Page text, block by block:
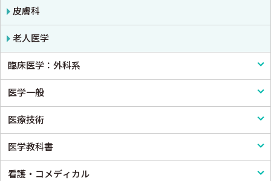
皮膚科
老人医学
臨床医学：外科系
外科学一般
脳神経外科
心臓・血管外科
消化器外科
医学一般
医学一般・医学概論
医療制度
病院管理
医療技術
リハビリテーション技術
鍼灸・柔道整復
医学教科書
医学教科書
看護・コメディカル